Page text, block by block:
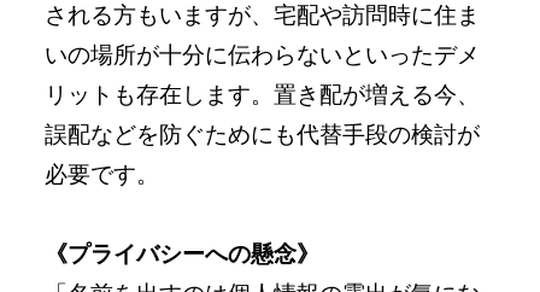
される方もいますが、宅配や訪問時に住ま
いの場所が十分に伝わらないといったデメ
リットも存在します。置き配が増える今、
誤配などを防ぐためにも代替手段の検討が
必要です。
《プライバシーへの懸念》